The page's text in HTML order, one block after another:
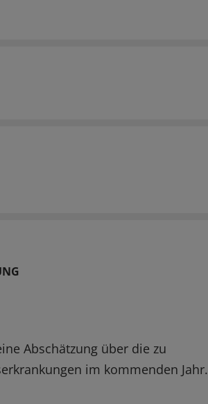
Abschätzung über die zu
im kommenden Jahr.